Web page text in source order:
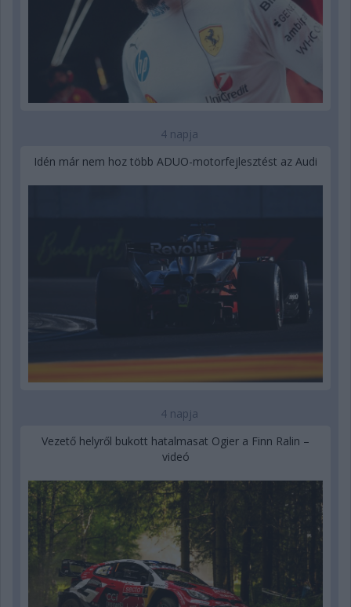
4 napja
Idén már nem hoz több ADUO-motorfejlesztést az Audi
4 napja
Vezető helyről bukott hatalmasat Ogier a Finn Ralin –
videó